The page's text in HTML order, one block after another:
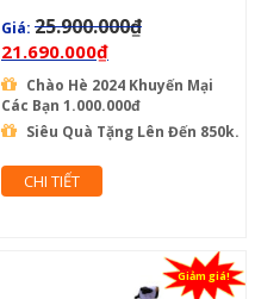
Giá: 25.900.000₫
21.690.000₫
Chào Hè 2024 Khuyến Mại
Các Bạn 1.000.000đ
Siêu Quà Tặng Lên Đến 850k.
CHI TIẾT
Giảm giá!